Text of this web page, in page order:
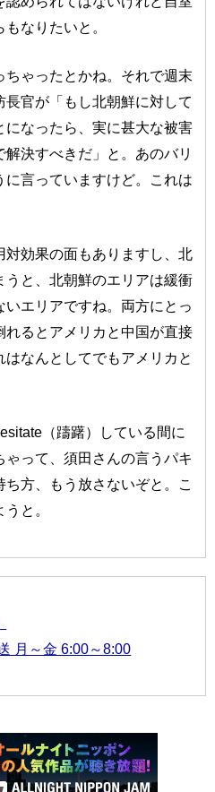
なりたいと。
ゃったとかね。それで週末
官が「もし北朝鮮に対して
なったら、実に甚大な被害
決すべきだ」と。あのバリ
言っていますけど。これは
効果の面もありますし、北
と、北朝鮮のエリアは緩衝
エリアですね。両方にとっ
るとアメリカと中国が直接
なんとしてでもアメリカと
（躊躇）している間に
って、須田さんの言うパキ
方、もう放さないぞと。こ
と。
月～金 6:00～8:00